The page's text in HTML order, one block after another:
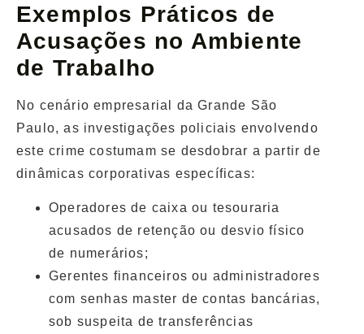
Exemplos Práticos de
Acusações no Ambiente
de Trabalho
No cenário empresarial da Grande São
Paulo, as investigações policiais envolvendo
este crime costumam se desdobrar a partir de
dinâmicas corporativas específicas:
Operadores de caixa ou tesouraria
acusados de retenção ou desvio físico
de numerários;
Gerentes financeiros ou administradores
com senhas master de contas bancárias,
sob suspeita de transferências